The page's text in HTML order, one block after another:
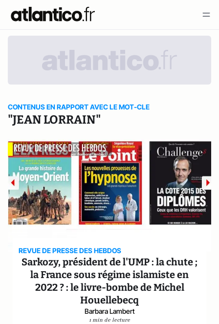
CONTENUS EN RAPPORT AVEC LE MOT-CLE
"JEAN LORRAIN"
REVUE DE PRESSE DES HEBDOS
Sarkozy, président de l'UMP : la chute ;
la France sous régime islamiste en
2022 ? : le livre-bombe de Michel
Houellebecq
Barbara Lambert
1 min de lecture